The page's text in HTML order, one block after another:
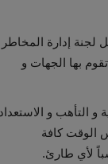
لجنة إدارة المخاطر
بها الجهات و
و التأهب و الاستعداد
الوقت كافة
لأي طارئ.